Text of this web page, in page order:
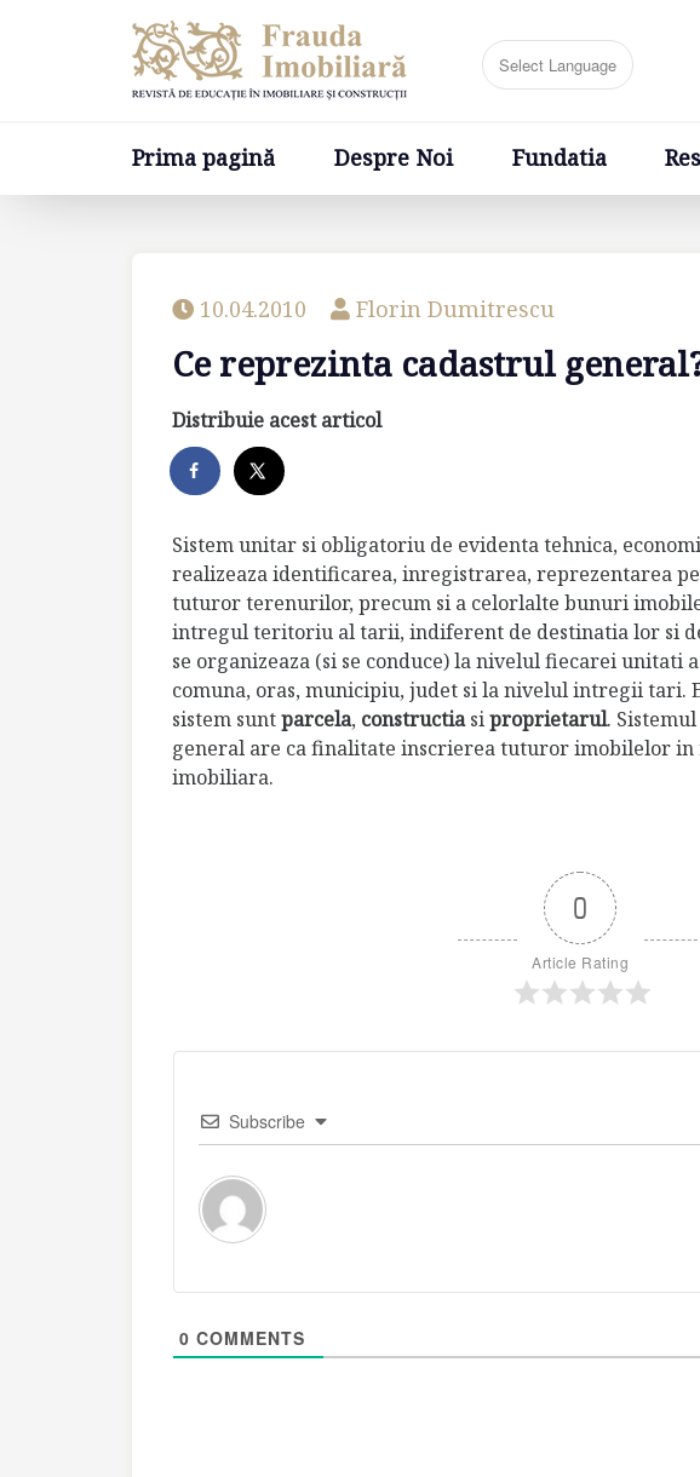
Prima pagină Despre Noi Fundatia
Prima pagină Despre Noi
10.04.2010 Florin Dumitrescu
Ce reprezinta cadastrul
Distribuie acest articol
Sistem unitar si obligatoriu de evidenta tehnica,
realizeaza identificarea, inregistrarea, reprezentarea
tuturor terenurilor, precum si a celorlalte bunuri
intregul teritoriu al tarii, indiferent de destinatia lor si
se organizeaza (si se conduce) la nivelul fiecarei
comuna, oras, municipiu, judet si la nivelul intregii tari.
sistem suntparcela, constructiasiproprietarul.
general are ca finalitate inscrierea tuturor imobilelor
imobiliara.
0
Article Rating
Subscribe
0 COMMENTS